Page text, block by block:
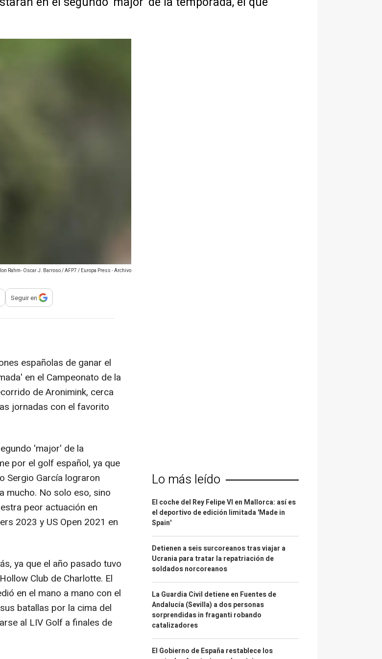
Rahm- Oscar J. Barroso / AFP7 / Europa Press - Archivo
para compartir
Seguir en
españolas de ganar el
en el Campeonato de la
de Aronimink, cerca
jornadas con el favorito
'major' de la
por el golf español, ya que
Sergio García lograron
mucho. No solo eso, sino
peor actuación en
2023 y US Open 2021 en
ya que el año pasado tuvo
Club de Charlotte. El
en el mano a mano con el
batallas por la cima del
al LIV Golf a finales de
Lo más leído
El coche del Rey Felipe VI en Mallorca: así es
el deportivo de edición limitada 'Made in
Spain'
Detienen a seis surcoreanos tras viajar a
Ucrania para tratar la repatriación de
soldados norcoreanos
La Guardia Civil detiene en Fuentes de
Andalucía (Sevilla) a dos personas
sorprendidas in fraganti robando
catalizadores
El Gobierno de España restablece los